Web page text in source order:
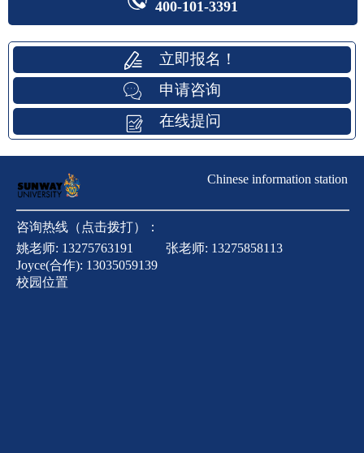
400-101-3391
立即报名！
申请咨询
在线提问
Chinese information station
咨询热线（点击拨打）：
姚老师: 13275763191 张老师: 13275858113
Joyce(合作): 13035059139
校园位置